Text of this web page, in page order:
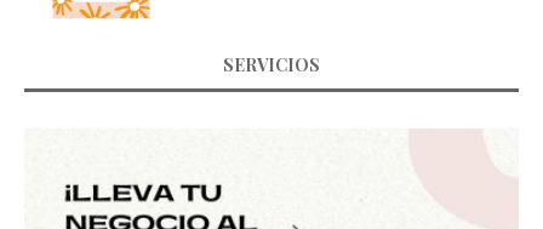
SERVICIOS